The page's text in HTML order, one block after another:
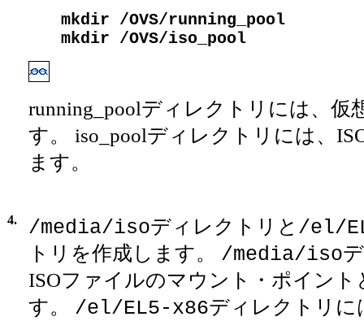
mkdir /OVS/running_pool
mkdir /OVS/iso_pool
running_poolディレクトリには、仮
す。 iso_poolディレクトリには、
ます。
4. /media/isoディレクトリと /el/
トリを作成します。 /media/iso
ISOファイルのマウント・ポイン
す。 /el/EL5-x86ディレクトリに